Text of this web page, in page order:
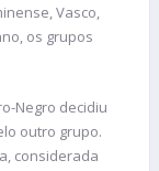
Vasco,
os grupos
Negro decidiu
outro grupo.
considerada